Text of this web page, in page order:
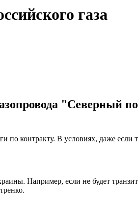
газа
"Северный
контракту. В условиях, даже если
Например, если не будет